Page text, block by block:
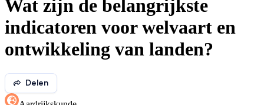
Wat zijn de belangrijkste
indicatoren voor welvaart en
ontwikkeling van landen?
Delen